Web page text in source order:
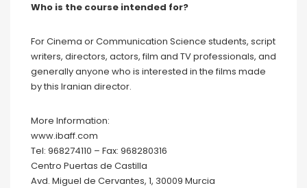
Who is the course intended for?
For Cinema or Communication Science students, script
writers, directors, actors, film and TV professionals, and
generally anyone who is interested in the films made
by this Iranian director.
More Information:
www.ibaff.com
Tel: 968274110 – Fax: 968280316
Centro Puertas de Castilla
Avd. Miguel de Cervantes, 1, 30009 Murcia